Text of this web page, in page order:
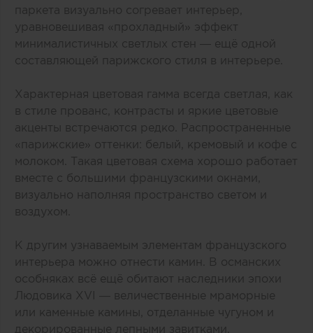
паркета визуально согревает интерьер,
уравновешивая «‎прохладный» эффект
минималистичных светлых стен — ещё одной
составляющей парижского стиля в интерьере.
Характерная цветовая гамма всегда светлая, как
в стиле прованс, контрасты и яркие цветовые
акценты встречаются редко. Распространенные
«‎парижские» оттенки: белый, кремовый и кофе с
молоком. Такая цветовая схема хорошо работает
вместе с большими французскими окнами,
визуально наполняя пространство светом и
воздухом.
К другим узнаваемым элементам французского
интерьера можно отнести камин. В османских
особняках всё ещё обитают наследники эпохи
Людовика XVI — величественные мраморные
или каменные камины, отделанные чугуном и
декорированные лепными завитками.